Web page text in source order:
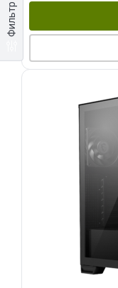
Фильтр